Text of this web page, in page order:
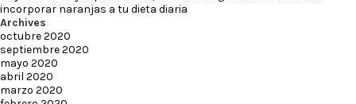
incorporar naranjas a tu dieta diaria
Archives
octubre 2020
septiembre 2020
mayo 2020
abril 2020
marzo 2020